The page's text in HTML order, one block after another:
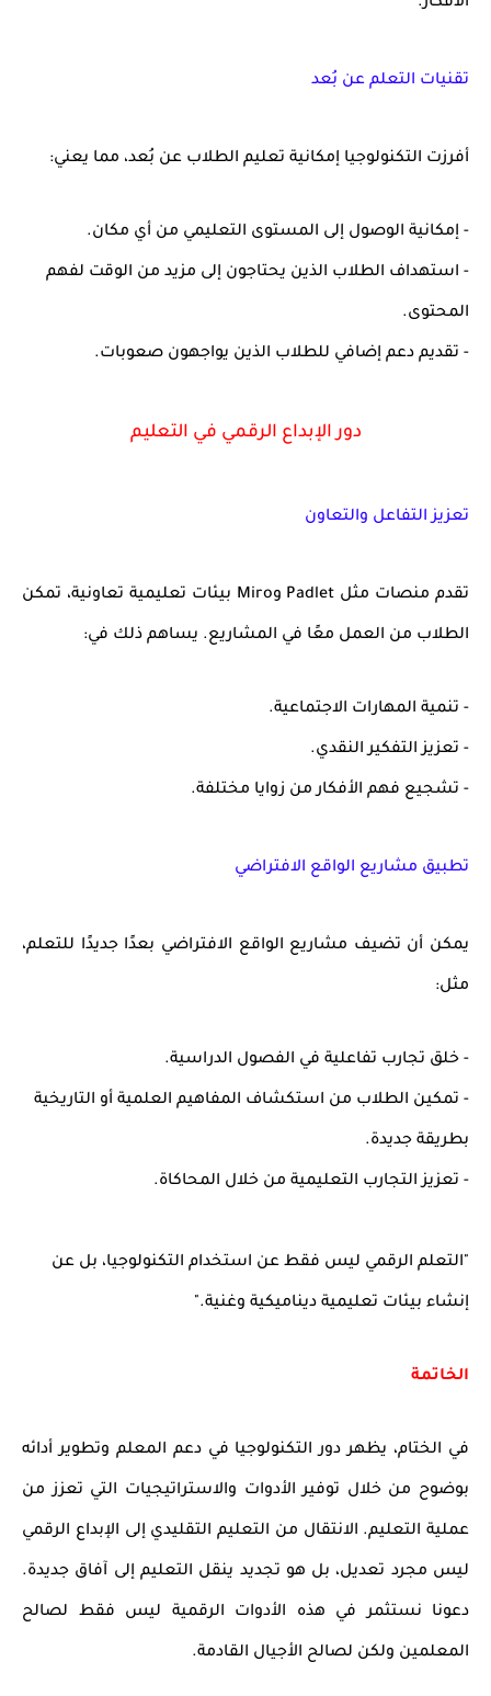
تقنيات التعلم عن بُعد
أفرزت التكنولوجيا إمكانية تعليم الطلاب عن بُعد، مما يعني:
- إمكانية الوصول إلى المستوى التعليمي من أي مكان.
- استهداف الطلاب الذين يحتاجون إلى مزيد من الوقت لفهم
المحتوى.
- تقديم دعم إضافي للطلاب الذين يواجهون صعوبات.
دور الإبداع الرقمي في التعليم
تعزيز التفاعل والتعاون
تقدم منصات مثل Padlet وMiro بيئات تعليمية تعاونية، تمكن
الطلاب من العمل معًا في المشاريع. يساهم ذلك في:
- تنمية المهارات الاجتماعية.
- تعزيز التفكير النقدي.
- تشجيع فهم الأفكار من زوايا مختلفة.
تطبيق مشاريع الواقع الافتراضي
يمكن أن تضيف مشاريع الواقع الافتراضي بعدًا جديدًا للتعلم،
مثل:
- خلق تجارب تفاعلية في الفصول الدراسية.
- تمكين الطلاب من استكشاف المفاهيم العلمية أو التاريخية
بطريقة جديدة.
- تعزيز التجارب التعليمية من خلال المحاكاة.
"التعلم الرقمي ليس فقط عن استخدام التكنولوجيا، بل عن
إنشاء بيئات تعليمية ديناميكية وغنية."
الخاتمة
في الختام، يظهر دور التكنولوجيا في دعم المعلم وتطوير أدائه
بوضوح من خلال توفير الأدوات والاستراتيجيات التي تعزز من
عملية التعليم. الانتقال من التعليم التقليدي إلى الإبداع الرقمي
ليس مجرد تعديل، بل هو تجديد ينقل التعليم إلى آفاق جديدة.
دعونا نستثمر في هذه الأدوات الرقمية ليس فقط لصالح
المعلمين ولكن لصالح الأجيال القادمة.